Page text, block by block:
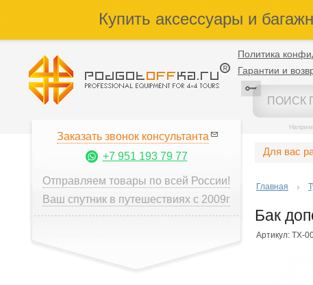
Купить аксессуары и
Политика
Гарантии и
Заказать звонок консультанта
+7 951 193 79 77
Отправляем товары по всей России!
Ваш спутник в путешествиях с 2009г
Для вас
Главная
Бак
Артикул: ТХ-